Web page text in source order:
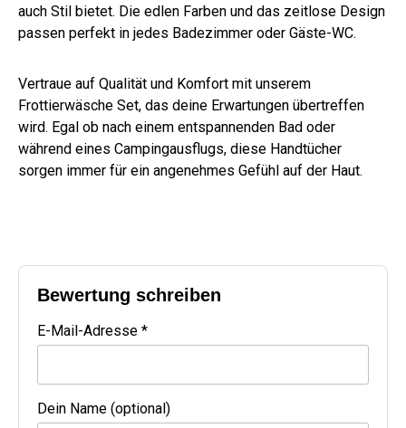
auch Stil bietet. Die edlen Farben und das zeitlose Design
passen perfekt in jedes Badezimmer oder Gäste-WC.
Vertraue auf Qualität und Komfort mit unserem
Frottierwäsche Set, das deine Erwartungen übertreffen
wird. Egal ob nach einem entspannenden Bad oder
während eines Campingausflugs, diese Handtücher
sorgen immer für ein angenehmes Gefühl auf der Haut.
Bewertung schreiben
E-Mail-Adresse *
Dein Name (optional)